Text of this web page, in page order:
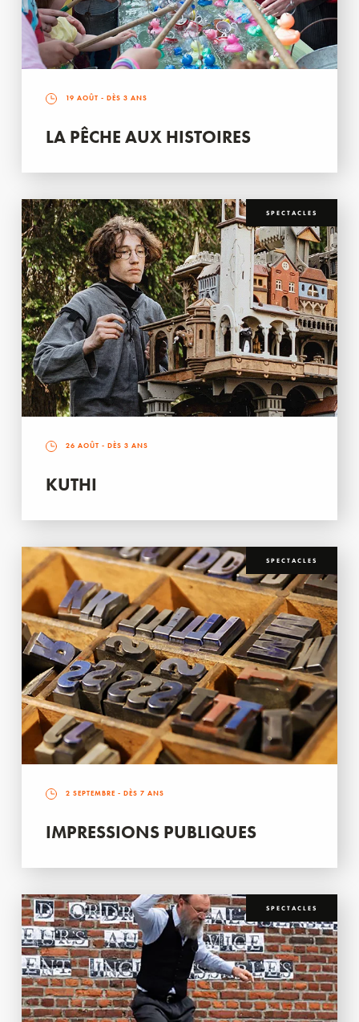
19 AOÛT - DÈS 3 ANS
LA PÊCHE AUX HISTOIRES
SPECTACLES
26 AOÛT - DÈS 3 ANS
KUTHI
SPECTACLES
2 SEPTEMBRE - DÈS 7 ANS
IMPRESSIONS PUBLIQUES
SPECTACLES